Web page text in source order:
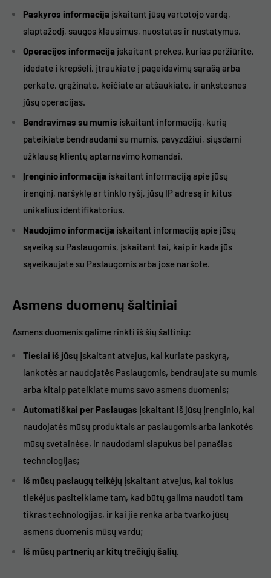
Paskyros informacija įskaitant jūsų vartotojo vardą,
slaptažodį, saugos klausimus, nuostatas ir nustatymus.
Operacijos informacija įskaitant prekes, kurias peržiūrite,
įdedate į krepšelį, įtraukiate į pageidavimų sąrašą arba
perkate, grąžinate, keičiate ar atšaukiate, ir ankstesnes
jūsų operacijas.
Bendravimas su mumis įskaitant informaciją, kurią
pateikiate bendraudami su mumis, pavyzdžiui, siųsdami
užklausą klientų aptarnavimo komandai.
Įrenginio informacija įskaitant informaciją apie jūsų
įrenginį, naršyklę ar tinklo ryšį, jūsų IP adresą ir kitus
unikalius identifikatorius.
Naudojimo informacija įskaitant informaciją apie jūsų
sąveiką su Paslaugomis, įskaitant tai, kaip ir kada jūs
sąveikaujate su Paslaugomis arba jose naršote.
Asmens duomenų šaltiniai
Asmens duomenis galime rinkti iš šių šaltinių:
Tiesiai iš jūsų įskaitant atvejus, kai kuriate paskyrą,
lankotės ar naudojatės Paslaugomis, bendraujate su mumis
arba kitaip pateikiate mums savo asmens duomenis;
Automatiškai per Paslaugas įskaitant iš jūsų įrenginio, kai
naudojatės mūsų produktais ar paslaugomis arba lankotės
mūsų svetainėse, ir naudodami slapukus bei panašias
technologijas;
Iš mūsų paslaugų teikėjų įskaitant atvejus, kai tokius
tiekėjus pasitelkiame tam, kad būtų galima naudoti tam
tikras technologijas, ir kai jie renka arba tvarko jūsų
asmens duomenis mūsų vardu;
Iš mūsų partnerių ar kitų trečiųjų šalių.